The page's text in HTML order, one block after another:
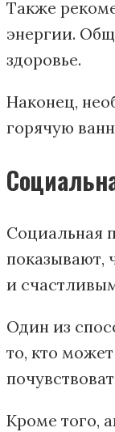
Также
энергии.
здоровье.
Наконец,
горячую
Социальная
показывают,
и
Один из
то, кто
Кроме того,